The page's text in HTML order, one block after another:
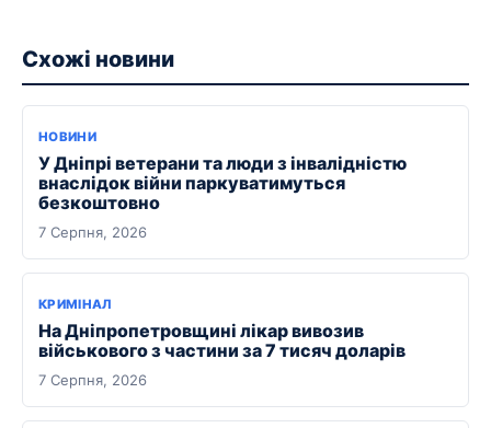
Схожі новини
НОВИНИ
У Дніпрі ветерани та люди з інвалідністю
внаслідок війни паркуватимуться
безкоштовно
7 Серпня, 2026
КРИМІНАЛ
На Дніпропетровщині лікар вивозив
військового з частини за 7 тисяч доларів
7 Серпня, 2026